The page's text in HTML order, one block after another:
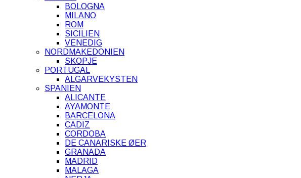
BOLOGNA
MILANO
ROM
SICILIEN
VENEDIG
NORDMAKEDONIEN
SKOPJE
PORTUGAL
ALGARVEKYSTEN
SPANIEN
ALICANTE
AYAMONTE
BARCELONA
CADIZ
CORDOBA
DE CANARISKE ØER
GRANADA
MADRID
MALAGA